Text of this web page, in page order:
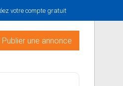
votre compte gratuit
Publier une annonce